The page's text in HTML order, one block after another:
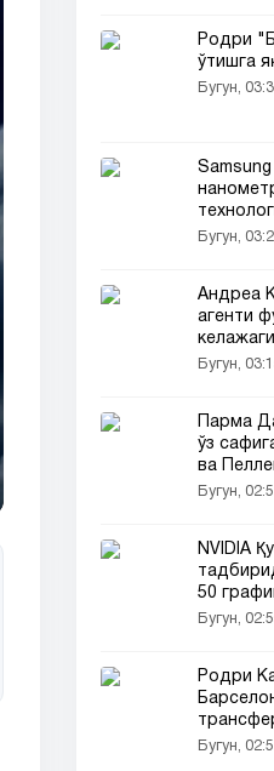
Родри
ўтишга
Бугун,
Бугун,
Андреа
агенти
Бугун,
Парма
ўз
ва
Бугун,
NVIDIA
50
тавсия
Бугун,
Родри
Бугун,